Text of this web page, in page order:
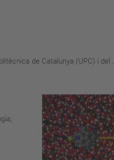
de Catalunya (UPC) i del ...